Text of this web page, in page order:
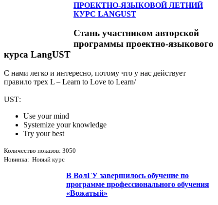
ПРОЕКТНО-ЯЗЫКОВОЙ ЛЕТНИЙ
КУРС LANGUST
Стань участником авторской
программы проектно-языкового
курса LangUST
С нами легко и интересно, потому что у нас действует
правило трех L – Learn to Love to Learn/
USТ:
Use your mind
Systemize your knowledge
Try your best
Количество показов: 3050
Новинка: Новый курс
В ВолГУ завершилось обучение по
программе профессионального обучения
«Вожатый»